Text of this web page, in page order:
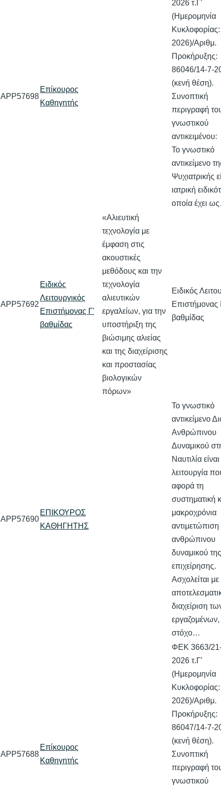
APP57698
Επίκουρος
Καθηγητής
2026 τ.Γ'
(Ημερομηνία
2026)/Αριθμ.
Προκήρυξης:
86046/14-7-
(κενή θέση).
Συνοπτική
περιγραφή
γνωστικού
αντικειμένου:
Το γνωστικό
αντικείμενο
Ψυχιατρικής
ιατρική
οποία έχει
APP57692
Ειδικός
Λειτουργικός
Επιστήμονας Γ'
βαθμίδας
«Αλιευτική
τεχνολογία με
έμφαση στις
ακουστικές
μεθόδους και την
τεχνολογία
αλιευτικών
εργαλείων, για την
υποστήριξη της
βιώσιμης αλιείας
και της διαχείρισης
και προστασίας
βιολογικών
πόρων»
Ειδικός
Επιστήμονας
βαθμίδας
APP57690
ΕΠΙΚΟΥΡΟΣ
ΚΑΘΗΓΗΤΗΣ
Το γνωστικό
αντικείμενο
Ανθρώπινου
Δυναμικού
Ναυτιλία
λειτουργία
αφορά τη
συστηματική
μακροχρόνια
αντιμετώπιση
ανθρώπινου
δυναμικού της
επιχείρησης.
Ασχολείται με
διαχείριση
εργαζομένων,
στόχο…
APP57688
Επίκουρος
Καθηγητής
ΦΕΚ 3663/
2026 τ.Γ'
(Ημερομηνία
2026)/Αριθμ.
Προκήρυξης:
86047/14-7-
(κενή θέση).
Συνοπτική
περιγραφή
γνωστικού